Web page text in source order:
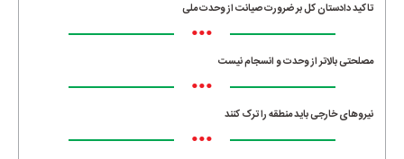
تاکید دادستان کل بر ضرورت صیانت از وحدت ملی
•••
مصلحتی بالاتر از وحدت و انسجام نیست
•••
نیروهای خارجی باید منطقه را ترک کنند
•••